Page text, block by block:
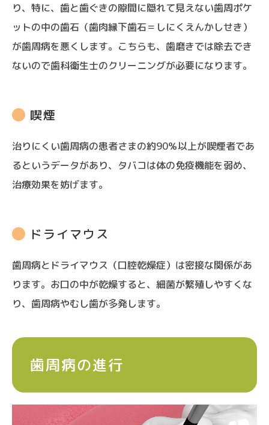
り、特に、歯と歯ぐきの隙間に隠れて見えない歯周ポケ
ットの中の歯石（歯肉縁下歯石＝しにくえんかしせき）
が歯周病を悪くします。こちらも、歯磨きでは除去でき
ないので歯科衛生士のクリーニングが必要になります。
喫煙
治りにくい歯周病の患者さまの約90％以上が喫煙者であ
るというデータがあり、タバコは体の免疫機能を弱め、
治療効果を妨げます。
ドライマウス
歯周病とドライマウス（口腔乾燥症）は密接な関係があ
ります。お口の中が乾燥すると、細菌が繁殖しやすくな
り、歯周病やむし歯が多発します。
歯周病の進行